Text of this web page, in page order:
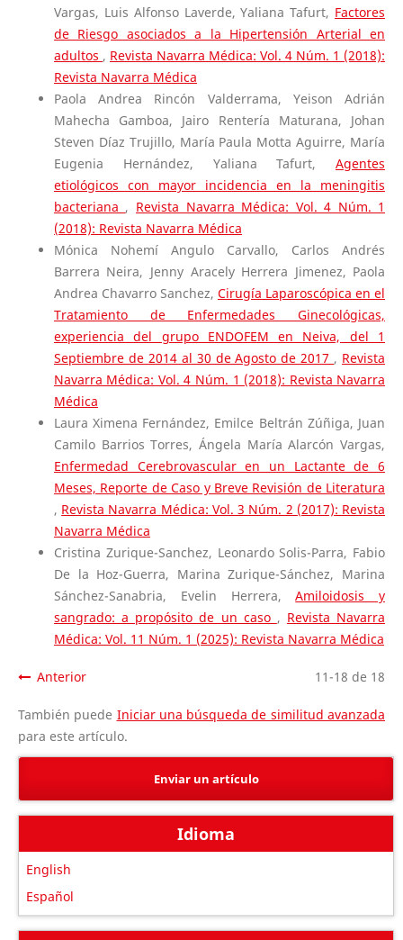
Vargas, Luis Alfonso Laverde, Yaliana Tafurt, Factores
de Riesgo asociados a la Hipertensión Arterial en
adultos , Revista Navarra Médica: Vol. 4 Núm. 1 (2018):
Revista Navarra Médica
Paola Andrea Rincón Valderrama, Yeison Adrián
Mahecha Gamboa, Jairo Rentería Maturana, Johan
Steven Díaz Trujillo, María Paula Motta Aguirre, María
Eugenia Hernández, Yaliana Tafurt,Agentes
etiológicos con mayor incidencia en la meningitis
bacteriana , Revista Navarra Médica: Vol. 4 Núm. 1
(2018): Revista Navarra Médica
Mónica Nohemí Angulo Carvallo, Carlos Andrés
Barrera Neira, Jenny Aracely Herrera Jimenez, Paola
Andrea Chavarro Sanchez, Cirugía Laparoscópica en el
Tratamiento de Enfermedades Ginecológicas,
experiencia del grupo ENDOFEM en Neiva, del 1
Septiembre de 2014 al 30 de Agosto de 2017 , Revista
Navarra Médica: Vol. 4 Núm. 1 (2018): Revista Navarra
Médica
Laura Ximena Fernández, Emilce Beltrán Zúñiga, Juan
Camilo Barrios Torres, Ángela María Alarcón Vargas,
Enfermedad Cerebrovascular en un Lactante de 6
Meses, Reporte de Caso y Breve Revisión de Literatura
, Revista Navarra Médica: Vol. 3 Núm. 2 (2017): Revista
Navarra Médica
Cristina Zurique-Sanchez, Leonardo Solis-Parra, Fabio
De la Hoz-Guerra, Marina Zurique-Sánchez, Marina
Sánchez-Sanabria, Evelin Herrera,Amiloidosis y
sangrado: a propósito de un caso , Revista Navarra
Médica: Vol. 11 Núm. 1 (2025): Revista Navarra Médica
Anterior 11-18 de 18
También puede Iniciar una búsqueda de similitud avanzada
para este artículo.
Enviar un artículo
Idioma
English
Español